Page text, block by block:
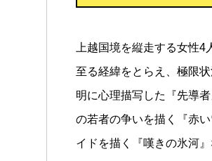
上越国境を縦走する女性
至る経緯をとらえ、極限
明に心理描写した『先導
の若者の争いを描く『赤
イドを描く『嘆きの氷河